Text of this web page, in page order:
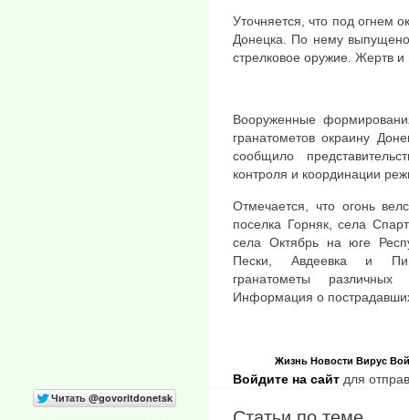
Уточняется, что под огнем
Донецка. По нему
стрелковое оружие. Жертв
Вооруженные
гранатометов окраину
сообщило
контроля и координации
Отмечается, что огонь
поселка Горняк, села
села Октябрь на юге
Пески, Авдеевка и
гранатометы
Информация о
Жизнь Новости Вирус
Войдите на сайт для